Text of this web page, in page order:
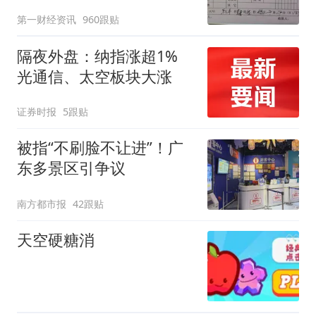
第一财经资讯 960跟贴
隔夜外盘：纳指涨超1%
光通信、太空板块大涨
证券时报 5跟贴
被指“不刷脸不让进”！广
东多景区引争议
南方都市报 42跟贴
天空硬糖消